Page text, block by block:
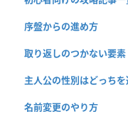
序盤からの進め方
取り返しのつかない要素
主人公の性別はどっちを
名前変更のやり方